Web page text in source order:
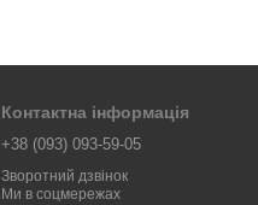
Контактна інформація
+38 (093) 093-59-05
Зворотний дзвінок
Ми в соцмережах